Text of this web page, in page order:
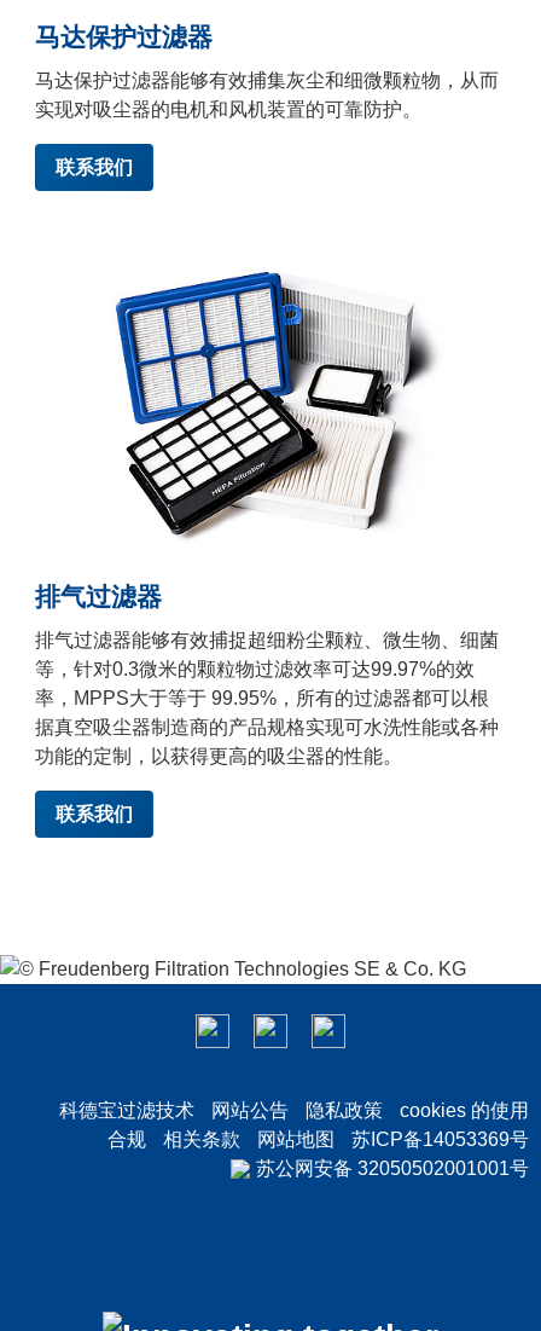
马达保护过滤器
马达保护过滤器能够有效捕集灰尘和细微颗粒物，从而
实现对吸尘器的电机和风机装置的可靠防护。
联系我们
排气过滤器
排气过滤器能够有效捕捉超细粉尘颗粒、微生物、细菌
等，针对0.3微米的颗粒物过滤效率可达99.97%的效
率，MPPS大于等于 99.95%，所有的过滤器都可以根
据真空吸尘器制造商的产品规格实现可水洗性能或各种
功能的定制，以获得更高的吸尘器的性能。
联系我们
科德宝过滤技术 网站公告 隐私政策
cookies 的使用
合规
相关条款 网站地图
苏ICP备14053369号
苏公网安备 32050502001001号